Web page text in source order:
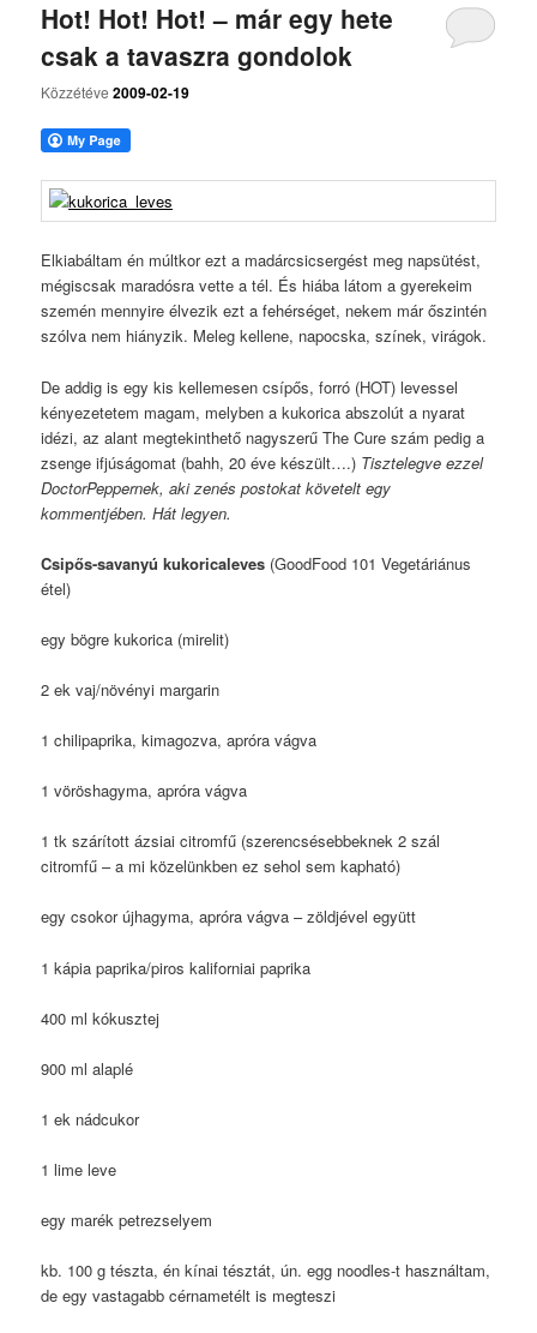
Hot! Hot! Hot! – már egy hete
csak a tavaszra gondolok
Közzétéve2009-02-19
Elkiabáltam én múltkor ezt a madárcsicsergést meg napsütést,
mégiscsak maradósra vette a tél. És hiába látom a gyerekeim
szemén mennyire élvezik ezt a fehérséget, nekem már őszintén
szólva nem hiányzik. Meleg kellene, napocska, színek, virágok.
De addig is egy kis kellemesen csípős, forró (HOT) levessel
kényezetetem magam, melyben a kukorica abszolút a nyarat
idézi, az alant megtekinthető nagyszerű The Cure szám pedig a
zsenge ifjúságomat (bahh, 20 éve készült….) Tisztelegve ezzel
DoctorPeppernek, aki zenés postokat követelt egy
kommentjében. Hát legyen.
Csipős-savanyú kukoricaleves (GoodFood 101 Vegetáriánus
étel)
egy bögre kukorica (mirelit)
2 ek vaj/növényi margarin
1 chilipaprika, kimagozva, apróra vágva
1 vöröshagyma, apróra vágva
1 tk szárított ázsiai citromfű (szerencsésebbeknek 2 szál
citromfű – a mi közelünkben ez sehol sem kapható)
egy csokor újhagyma, apróra vágva – zöldjével együtt
1 kápia paprika/piros kaliforniai paprika
400 ml kókusztej
900 ml alaplé
1 ek nádcukor
1 lime leve
egy marék petrezselyem
kb. 100 g tészta, én kínai tésztát, ún. egg noodles-t használtam,
de egy vastagabb cérnametélt is megteszi